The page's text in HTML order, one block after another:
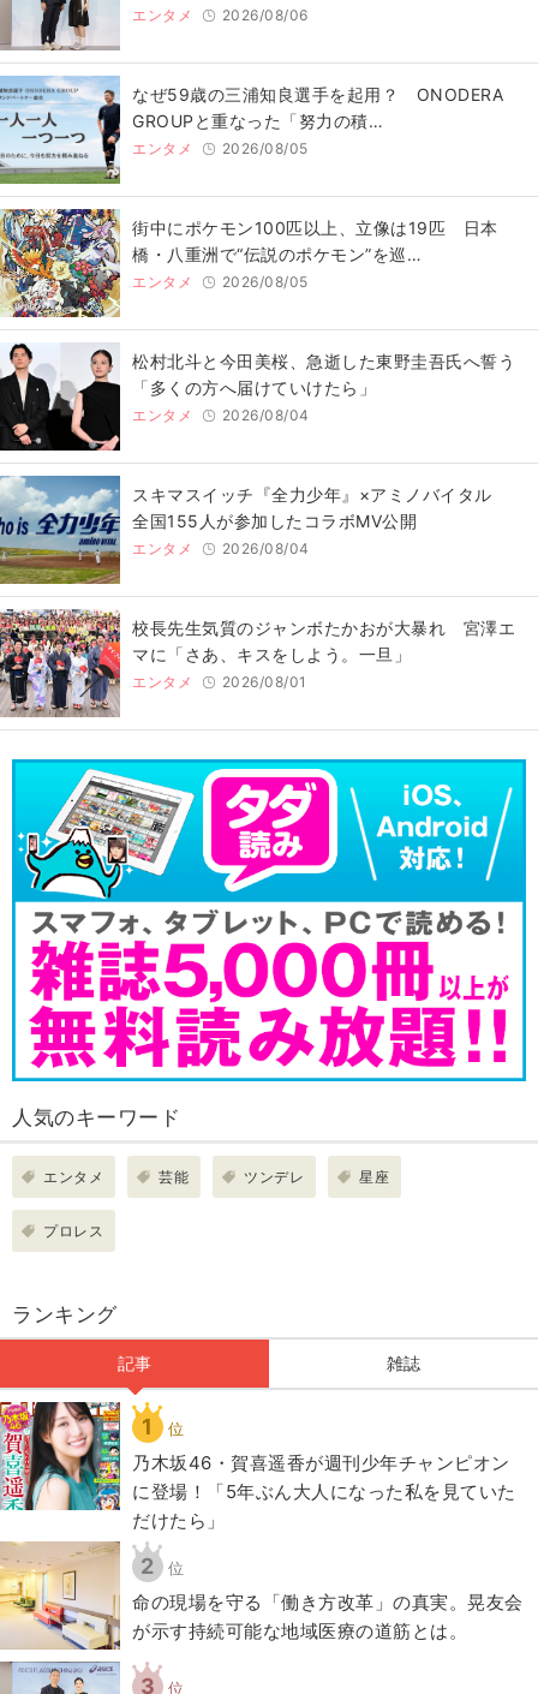
エンタメ 2026/08/06
なぜ59歳の三浦知良選手を起用？ ONODERA
GROUPと重なった「努力の積…
エンタメ 2026/08/05
街中にポケモン100匹以上、立像は19匹 日本
橋・八重洲で“伝説のポケモン”を巡…
エンタメ 2026/08/05
松村北斗と今田美桜、急逝した東野圭吾氏へ誓う
「多くの方へ届けていけたら」
エンタメ 2026/08/04
スキマスイッチ『全力少年』×アミノバイタル
全国155人が参加したコラボMV公開
エンタメ 2026/08/04
校長先生気質のジャンボたかおが大暴れ 宮澤エ
マに「さあ、キスをしよう。一旦」
エンタメ 2026/08/01
人気のキーワード
エンタメ 芸能 ツンデレ 星座
プロレス
ランキング
記事 雑誌
1 位
乃木坂46・賀喜遥香が週刊少年チャンピオン
に登場！「5年ぶん大人になった私を見ていた
だけたら」
2 位
​命の現場を守る「働き方改革」の真実。晃友会
が示す持続可能な地域医療の道筋とは。
3 位